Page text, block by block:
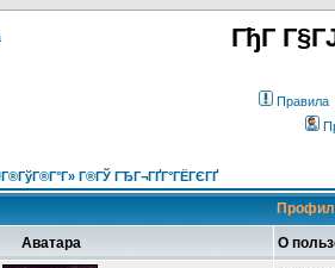
ГђГ
Правила
Г®ГЎ ГЂГ¬ГҐГ°ГЁГЄГҐ
Аватара О